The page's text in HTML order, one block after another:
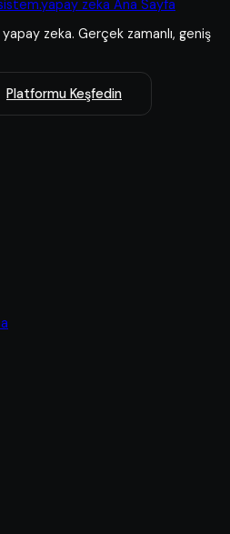
zeka Ana Sayfa
zeka. Gerçek zamanlı, geniş
Platformu Keşfedin